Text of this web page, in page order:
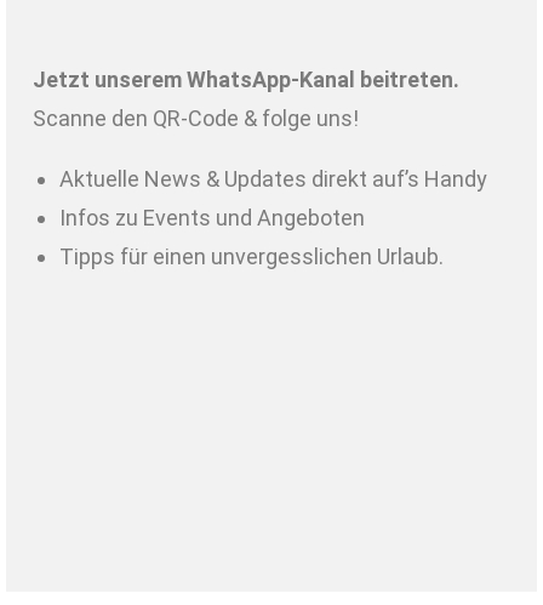
Jetzt unserem WhatsApp-Kanal beitreten.
Scanne den QR-Code & folge uns!
Aktuelle News & Updates direkt auf’s Handy
Infos zu Events und Angeboten
Tipps für einen unvergesslichen Urlaub.